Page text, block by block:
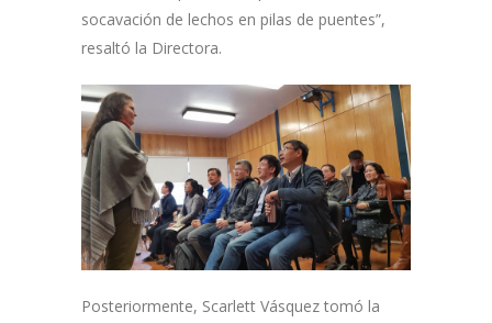
socavación de lechos en pilas de puentes”,
resaltó la Directora.
Posteriormente, Scarlett Vásquez tomó la